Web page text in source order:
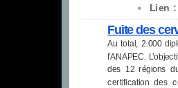
Lien :
Fuite des
Au total, 2.000
l’ANAPEC.
des 12 régions
certification des